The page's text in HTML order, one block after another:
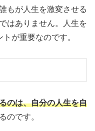
もが人生を激変させる
はありません。人生を
が重要なのです。
のは、自分の人生を自
のです。